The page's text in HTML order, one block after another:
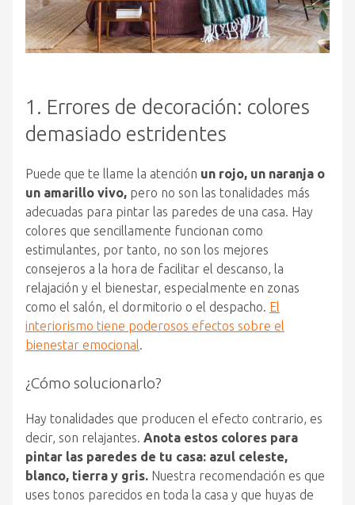
1. Errores de decoración: colores
demasiado estridentes
Puede que te llame la atención un rojo, un naranja o
un amarillo vivo, pero no son las tonalidades más
adecuadas para pintar las paredes de una casa. Hay
colores que sencillamente funcionan como
estimulantes, por tanto, no son los mejores
consejeros a la hora de facilitar el descanso, la
relajación y el bienestar, especialmente en zonas
como el salón, el dormitorio o el despacho. El
interiorismo tiene poderosos efectos sobre el
bienestar emocional.
¿Cómo solucionarlo?
Hay tonalidades que producen el efecto contrario, es
decir, son relajantes. Anota estos colores para
pintar las paredes de tu casa: azul celeste,
blanco, tierra y gris. Nuestra recomendación es que
uses tonos parecidos en toda la casa y que huyas de